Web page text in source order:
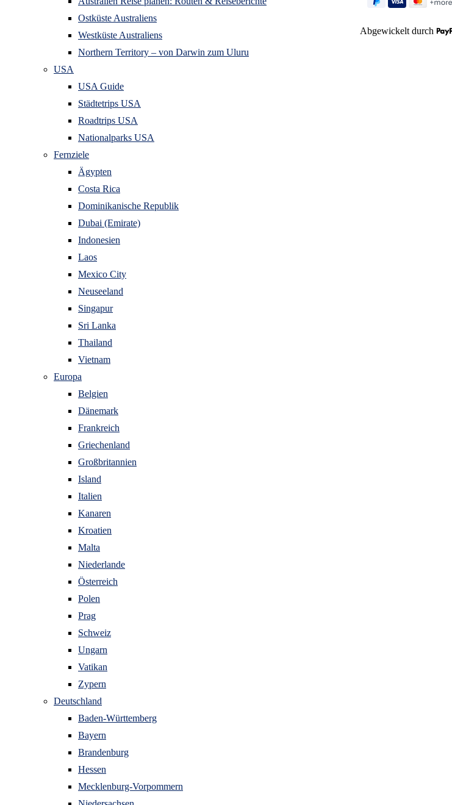
Ostküste Australiens
Westküste Australiens
Northern Territory – von Darwin zum Uluru
USA
USA Guide
Städtetrips USA
Roadtrips USA
Nationalparks USA
Fernziele
Ägypten
Costa Rica
Dominikanische Republik
Dubai (Emirate)
Indonesien
Laos
Mexico City
Neuseeland
Singapur
Sri Lanka
Thailand
Vietnam
Europa
Belgien
Dänemark
Frankreich
Griechenland
Großbritannien
Island
Italien
Kanaren
Kroatien
Malta
Niederlande
Österreich
Polen
Prag
Schweiz
Ungarn
Vatikan
Zypern
Deutschland
Baden-Württemberg
Bayern
Brandenburg
Hessen
Mecklenburg-Vorpommern
Abgewickelt durch